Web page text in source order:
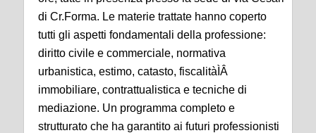
di Cr.Forma. Le materie trattate hanno coperto
tutti gli aspetti fondamentali della professione:
diritto civile e commerciale, normativa
urbanistica, estimo, catasto, fiscalitàÌÂ
immobiliare, contrattualistica e tecniche di
mediazione. Un programma completo e
strutturato che ha garantito ai futuri professionisti